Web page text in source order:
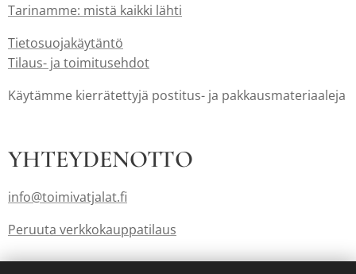
Tarinamme: mistä kaikki lähti
Tietosuojakäytäntö
Tilaus- ja toimitusehdot
Käytämme kierrätettyjä postitus- ja pakkausmateriaaleja
YHTEYDENOTTO
info@toimivatjalat.fi
Peruuta verkkokauppatilaus